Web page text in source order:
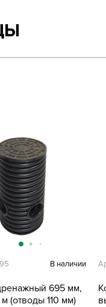
695 мм,
м (отводы 110 мм)
В наличии